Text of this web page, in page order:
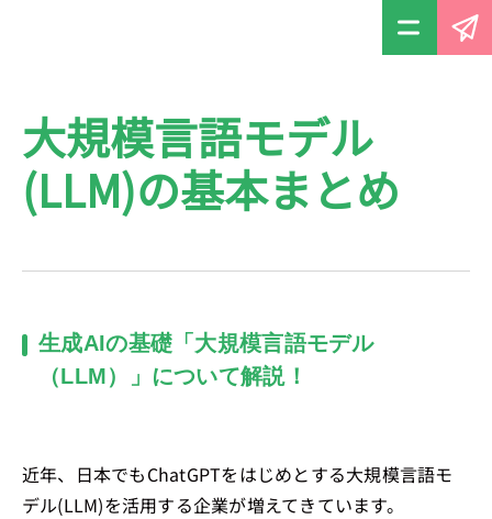
大規模言語モデル
(LLM)の基本まとめ
生成AIの基礎「大規模言語モデル
（LLM）」について解説！
近年、日本でもChatGPTをはじめとする大規模言語モ
デル(LLM)を活用する企業が増えてきています。